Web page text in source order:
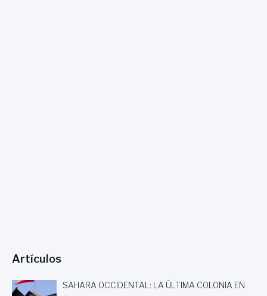
Artículos
SAHARA OCCIDENTAL: LA ÚLTIMA COLONIA EN